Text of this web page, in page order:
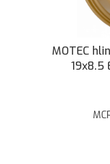
MOTEC
19x8.5